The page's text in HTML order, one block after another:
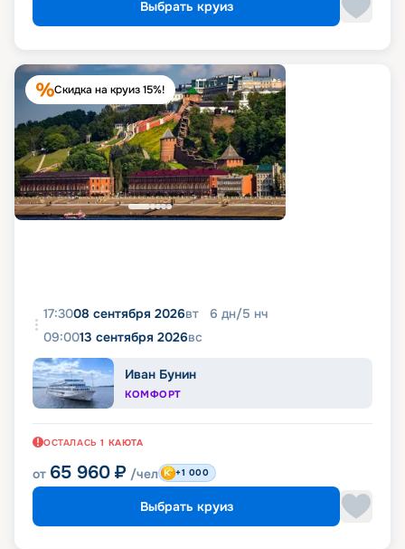
Выбрать круиз
Скидка на круиз 15%!
17:3008 сентября 2026вт 6 дн/5 нч
09:0013 сентября 2026вс
Иван Бунин
КОМФОРТ
ОСТАЛАСЬ 1 КАЮТА
от 65 960 ₽ /чел +1 000
Выбрать круиз